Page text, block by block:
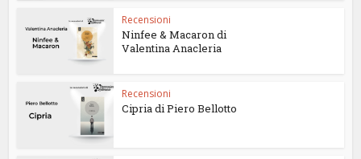
Recensioni
Ninfee & Macaron di
Valentina Anacleria
Recensioni
Cipria di Piero Bellotto